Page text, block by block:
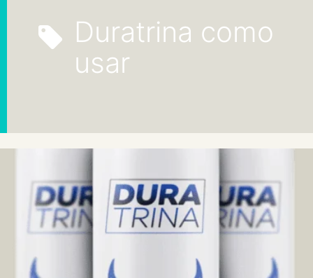
Duratrina como
usar